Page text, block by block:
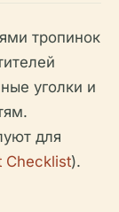
тропинок
уголки и
для
Checklist).